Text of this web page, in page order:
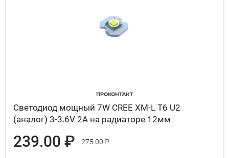
Светодиод мощный 7W CREE XM-L T6 U2
(аналог) 3-3.6V 2A на радиаторе 12мм
239.00 ₽ 275.00 ₽